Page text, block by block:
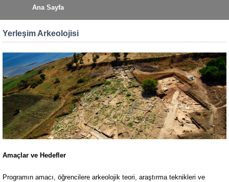
Ana Sayfa
Yerleşim Arkeolojisi
Amaçlar ve Hedefler
Programın amacı, öğrencilere arkeolojik teori, araştırma teknikleri ve